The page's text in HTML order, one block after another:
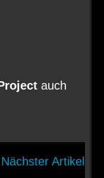
auch
Nächster Artikel